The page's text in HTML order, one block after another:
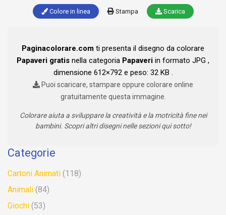
Colore in linea Stampa Scarica
Paginacolorare.com ti presenta il disegno da colorare
Papaveri gratis nella categoria Papaveri in formato JPG ,
dimensione 612×792 e peso: 32 KB .
Puoi scaricare, stampare oppure colorare online
gratuitamente questa immagine.
Colorare aiuta a sviluppare la creatività e la motricità fine nei
bambini. Scopri altri disegni nelle sezioni qui sotto!
Categorie
Cartoni Animati (118)
Animali (84)
Giochi (53)